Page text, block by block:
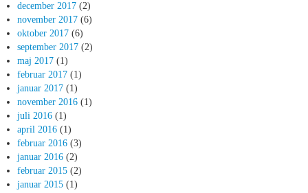
december 2017 (2)
november 2017 (6)
oktober 2017 (6)
september 2017 (2)
maj 2017 (1)
februar 2017 (1)
januar 2017 (1)
november 2016 (1)
juli 2016 (1)
april 2016 (1)
februar 2016 (3)
januar 2016 (2)
februar 2015 (2)
januar 2015 (1)